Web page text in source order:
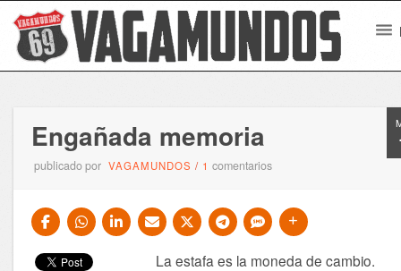
Engañada memoria
publicado por VAGAMUNDOS / 1comentarios
La estafa es la moneda de cambio.